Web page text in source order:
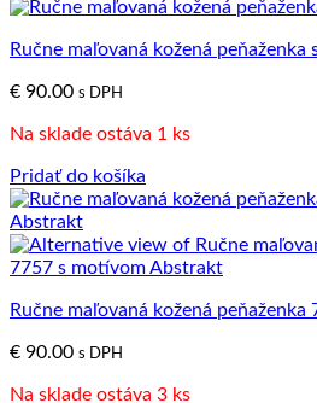
Ručne maľovaná kožená
€ 90.00 s DPH
Na sklade ostáva 1 ks
Pridať do košíka
Ručne maľovaná kožená
€ 90.00 s DPH
Na sklade ostáva 3 ks